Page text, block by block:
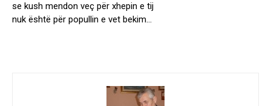
se kush mendon veç për xhepin e tij
nuk është për popullin e vet bekim…